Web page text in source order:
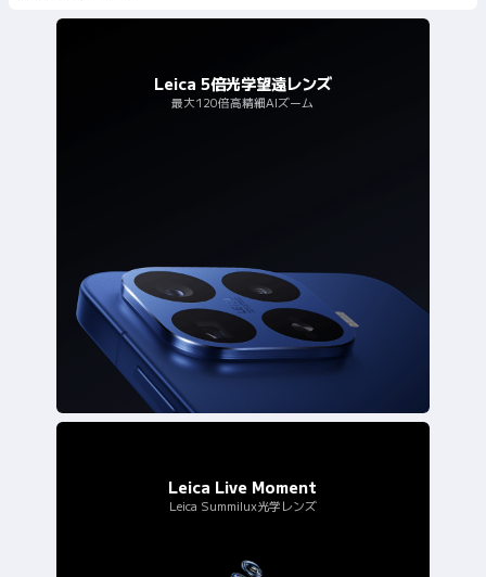
Leica 5倍光学望遠レンズ
最大120倍高精細AIズーム
Leica Live Moment
Leica Summilux光学レンズ